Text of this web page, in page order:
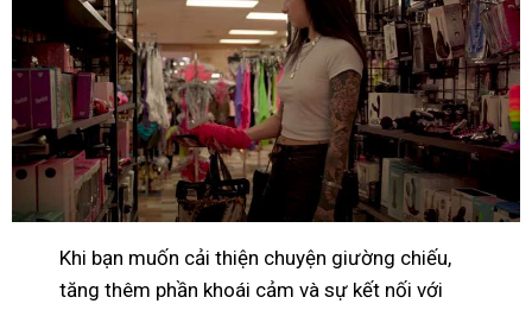
Khi bạn muốn cải thiện chuyện giường chiếu,
tăng thêm phần khoái cảm và sự kết nối với